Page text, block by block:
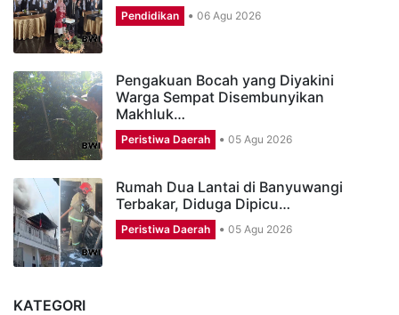
Pendidikan 06 Agu 2026
Pengakuan Bocah yang Diyakini
Warga Sempat Disembunyikan
Makhluk…
Peristiwa Daerah 05 Agu 2026
Rumah Dua Lantai di Banyuwangi
Terbakar, Diduga Dipicu…
Peristiwa Daerah 05 Agu 2026
KATEGORI